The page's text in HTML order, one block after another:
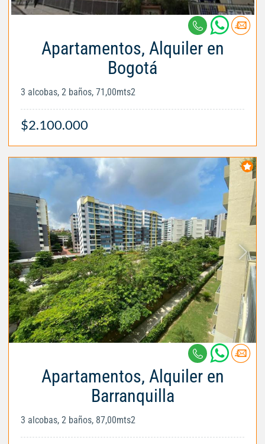
Apartamentos, Alquiler en
Bogotá
3 alcobas, 2 baños, 71,00mts2
$2.100.000
Apartamentos, Alquiler en
Barranquilla
3 alcobas, 2 baños, 87,00mts2